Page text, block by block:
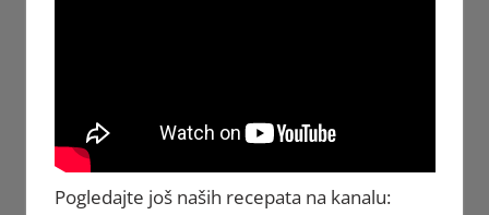
Pogledajte još naših recepata na kanalu: